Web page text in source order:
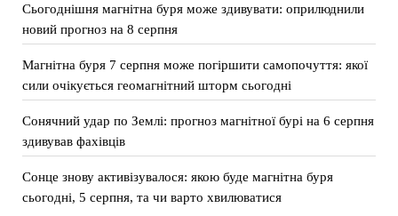
Сьогоднішня магнітна буря може здивувати: оприлюднили
новий прогноз на 8 серпня
Магнітна буря 7 серпня може погіршити самопочуття: якої
сили очікується геомагнітний шторм сьогодні
Сонячний удар по Землі: прогноз магнітної бурі на 6 серпня
здивував фахівців
Сонце знову активізувалося: якою буде магнітна буря
сьогодні, 5 серпня, та чи варто хвилюватися